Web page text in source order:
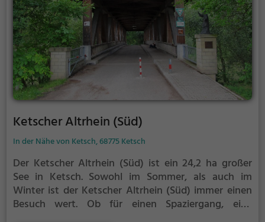
Ketscher Altrhein (Süd)
In der Nähe von Ketsch, 68775 Ketsch
Der Ketscher Altrhein (Süd) ist ein 24,2 ha großer
See in Ketsch. Sowohl im Sommer, als auch im
Winter ist der Ketscher Altrhein (Süd) immer einen
Besuch wert. Ob für einen Spaziergang, eine